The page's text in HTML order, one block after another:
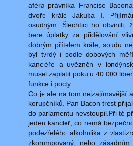
aféra právníka Francise
dvoře krále Jakuba I.
osudným. Šlechtici ho obvinili,
bere úplatky za přidělování
dobrým přítelem krále, soudu
byl tvrdý i podle dobových
kancléře a uvězněn v
musel zaplatit pokutu 40 000
funkce i pocty.
Co je ale na tom nejzajímavější
korupčníků. Pan Bacon trest
do parlamentu nevstoupil.Při té
jeden kancléř, co nemá
podezřelého alkoholika z
zkorumpovaný, nebo